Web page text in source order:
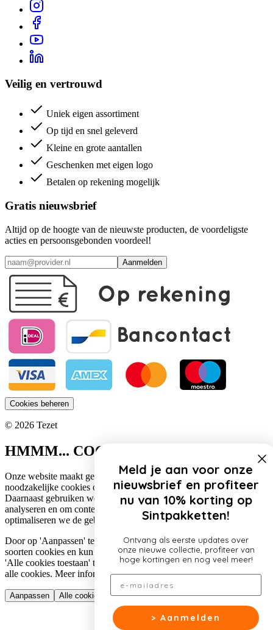
Veilig en vertrouwd
Uniek eigen assortiment
Op tijd en snel geleverd
Kleine en grote aantallen
Geschenken met eigen logo
Betalen op rekening mogelijk
Gratis nieuwsbrief
Altijd op de hoogte van de nieuwste producten, de voordeligste
acties en persoonsgebonden voordeel!
Aanmelden
Cookies beheren
© 2026 Tezet
HMMM... COOKIES!
Onze website maakt gebruik van cookies. Zo gebruiken wij
noodzakelijke cookies om de website functioneel te houden.
Daarnaast gebruiken we cookies om het verkeer op onze website te
analyseren en om content te personaliseren. Op deze manier
optimaliseren we de gebruikerservaring op onze website.
Door op 'Aanpassen' te klikken, lees je meer over de specifieke
soorten cookies en kun je jouw voorkeuren aanpassen. Door op
'Alle cookies toestaan' te klikken, ga je akkoord met het gebruik van
alle cookies. Meer informatie over ons cookiebeleid lees jehier.
Aanpassen Alle cookies toestaan
Meld je aan voor onze
nieuwsbrief en profiteer
nu van 10% korting op
Sintpakketten!
Ontvang als eerste updates over
onze nieuwe collectie, profiteer van
hoge kortingen en nog veel meer!
Email
> Aanmelden